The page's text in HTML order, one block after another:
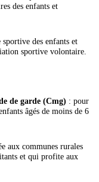
des enfants et
des enfants et
sportive volontaire.
de garde (Cmg) : pour
âgés de moins de 6
aux communes rurales
et qui profite aux